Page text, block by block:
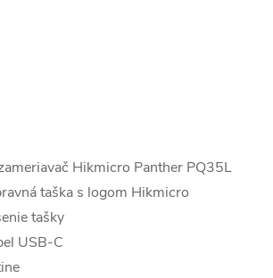
Hikmicro Panther PQ35L
taška s logom Hikmicro
tašky
USB-C